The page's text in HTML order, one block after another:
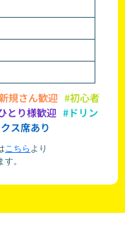
規さん歓迎 #初心者
とり様歓迎 #ドリン
ス席あり
こちら より
。